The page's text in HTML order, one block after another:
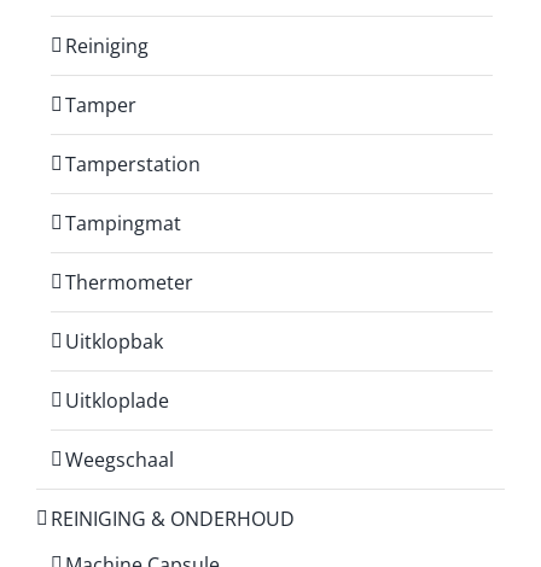
Reiniging
Tamper
Tamperstation
Tampingmat
Thermometer
Uitklopbak
Uitkloplade
Weegschaal
REINIGING & ONDERHOUD